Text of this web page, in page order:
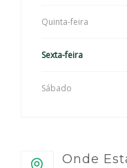
Quinta-feira
Sexta-feira
Sábado
Onde